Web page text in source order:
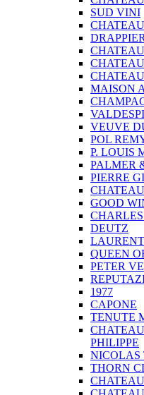
SUD VINI
DRAPPIER
MAISON
VEUVE
POL
P. LOUIS
PALMER
PIERRE
GOOD
DEUTZ
QUEEN
PETER
1977
CAPONE
TENUTE
PHILIPPE
NICOLAS
THORN